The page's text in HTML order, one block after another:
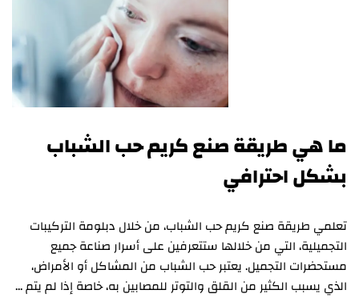
ما هي طريقة صنع كريم حب الشباب
بشكل احترافي
تعلمي طريقة صنع كريم حب الشباب، من خلال دبلومة التركيبات
التجميلية، التي من خلالها ستتعرفين على أسرار صناعة جميع
مستحضرات التجميل. يعتبر حب الشباب من المشاكل أو الأمراض،
الذي يسبب الكثير من القلق والتوتر للمصابين به، خاصة إذا لم يتم …